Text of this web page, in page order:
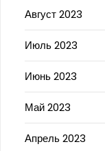
Август 2023
Июль 2023
Июнь 2023
Май 2023
Апрель 2023